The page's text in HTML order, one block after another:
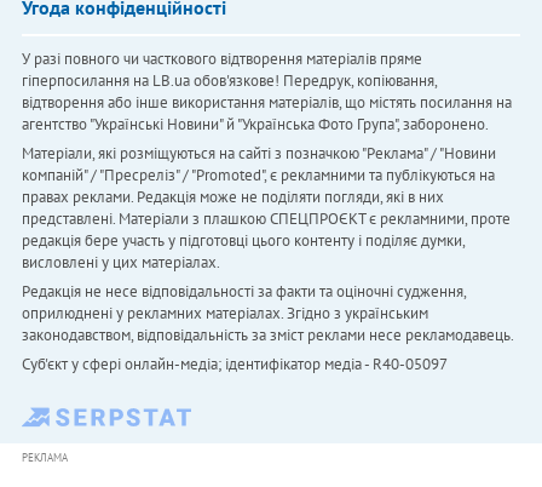
Угода конфіденційності
У разі повного чи часткового відтворення матеріалів пряме
гіперпосилання на LB.ua обов'язкове! Передрук, копіювання,
відтворення або інше використання матеріалів, що містять посилання на
агентство "Українськi Новини" й "Українська Фото Група", заборонено.
Матеріали, які розміщуються на сайті з позначкою "Реклама" / "Новини
компаній" / "Пресреліз" / "Promoted", є рекламними та публікуються на
правах реклами. Редакція може не поділяти погляди, які в них
представлені. Матеріали з плашкою СПЕЦПРОЄКТ є рекламними, проте
редакція бере участь у підготовці цього контенту і поділяє думки,
висловлені у цих матеріалах.
Редакція не несе відповідальності за факти та оціночні судження,
оприлюднені у рекламних матеріалах. Згідно з українським
законодавством, відповідальність за зміст реклами несе рекламодавець.
Cуб'єкт у сфері онлайн-медіа; ідентифікатор медіа - R40-05097
РЕКЛАМА